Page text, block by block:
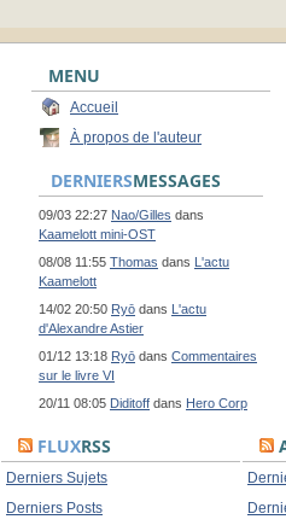
MENU
Accueil
À propos de l'auteur
DERNIERSMESSAGES
09/03 22:27 Nao/Gilles dans
Kaamelott mini-OST
08/08 11:55 Thomas dans L'actu
Kaamelott
14/02 20:50 Ryō dans L'actu
d'Alexandre Astier
01/12 13:18 Ryō dans Commentaires
sur le livre VI
20/11 08:05 Diditoff dans Hero Corp
FLUXRSS
Derniers Sujets
Derniers Posts